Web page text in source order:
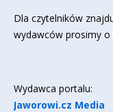
Dla czytelników
wydawców prosimy
Wydawca portalu:
Jaworowi.cz Media